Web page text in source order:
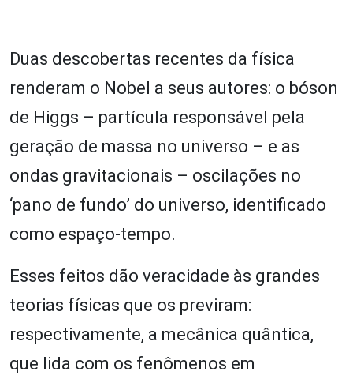
Duas descobertas recentes da física
renderam o Nobel a seus autores: o bóson
de Higgs – partícula responsável pela
geração de massa no universo – e as
ondas gravitacionais – oscilações no
‘pano de fundo’ do universo, identificado
como espaço-tempo.
Esses feitos dão veracidade às grandes
teorias físicas que os previram:
respectivamente, a mecânica quântica,
que lida com os fenômenos em